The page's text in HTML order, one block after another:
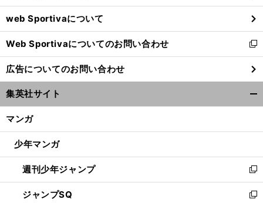
ウ
で
開
く
web Sportivaについて
Web Sportivaについてのお問い合わせ
新
し
い
ウ
ィ
ン
ウ
開
く
広告についてのお問い合わせ
集英社サイト
マンガ
少年マンガ
週刊少年ジャンプ
新
し
い
ジャンプSQ
新